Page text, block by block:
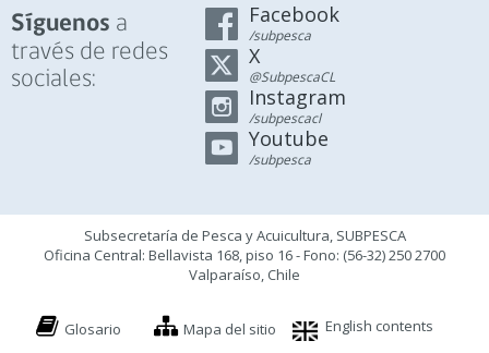
Síguenos a
través de redes
sociales:
Facebook
/subpesca
X
@SubpescaCL
Instagram
/subpescacl
Youtube
/subpesca
Subsecretaría de Pesca y Acuicultura, SUBPESCA
Oficina Central: Bellavista 168, piso 16 - Fono: (56-32) 250 2700
Valparaíso, Chile
Glosario Mapa del sitio English contents